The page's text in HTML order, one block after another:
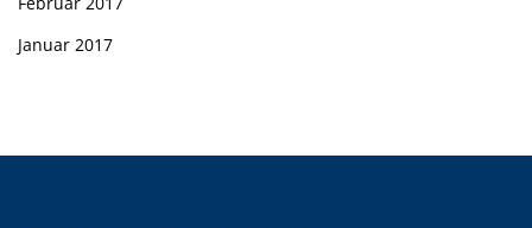
Januar 2017